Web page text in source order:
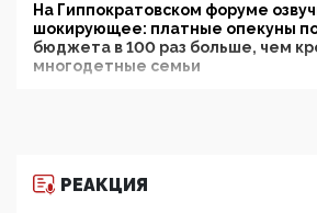
На Гиппократовском форуме
шокирующее: платные опекуны
бюджета в 100 раз больше, чем
многодетные семьи
11:53, 09 Июня 2026
РЕАКЦИЯ